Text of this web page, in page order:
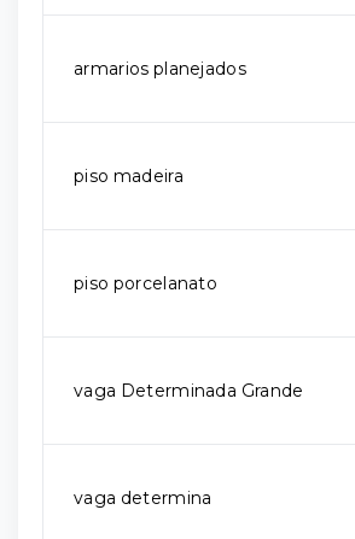
armarios planejados
piso madeira
piso porcelanato
vaga Determinada Grande
vaga determina